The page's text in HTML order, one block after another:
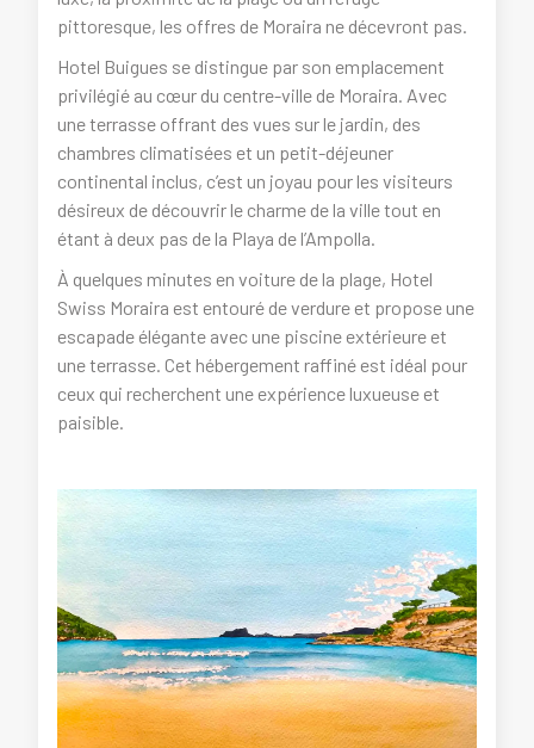
pittoresque, les offres de Moraira ne décevront pas.
Hotel Buigues se distingue par son emplacement
privilégié au cœur du centre-ville de Moraira. Avec
une terrasse offrant des vues sur le jardin, des
chambres climatisées et un petit-déjeuner
continental inclus, c’est un joyau pour les visiteurs
désireux de découvrir le charme de la ville tout en
étant à deux pas de la Playa de l’Ampolla.
À quelques minutes en voiture de la plage, Hotel
Swiss Moraira est entouré de verdure et propose une
escapade élégante avec une piscine extérieure et
une terrasse. Cet hébergement raffiné est idéal pour
ceux qui recherchent une expérience luxueuse et
paisible.